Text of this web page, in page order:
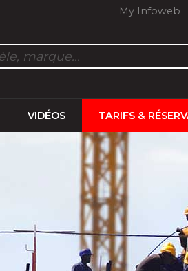
My Infoweb
VIDÉOS TARIFS &